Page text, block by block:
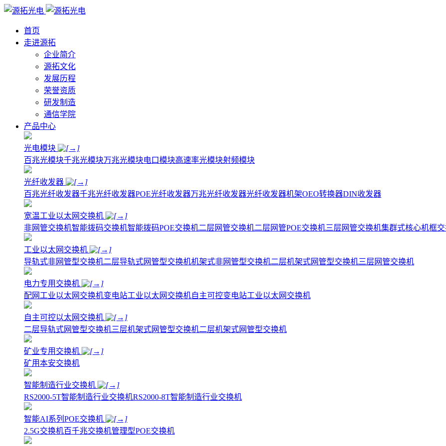
首页
走进源拓
企业简介
源拓文化
发展历程
荣誉资质
研发制造
通信学院
产品中心
光电模块
百兆光模块千兆光模块万兆光模块电口模块高速率光模块射频模块
光纤收发器
百兆光纤收发器千兆光纤收发器POE光纤收发器万兆光纤收发器光纤收发器机架OEO转换器DIN收发器
宽温工业以太网交换机
非网管交换机智能拨码交换机智能拨码POE交换机二层网管交换机二层网管POE交换机三层网管交换机集群式核心机框
工业以太网交换机
导轨式非网管型交换机二层导轨式网管型交换机机架式非网管型交换机二层机架式网管型交换机三层网管交换机
电力专用交换机
配网工业以太网交换机变电站工业以太网交换机自主可控变电站工业以太网交换机
自主可控以太网交换机
二层导轨式网管型交换机三层机架式网管型交换机二层机架式网管型交换机
矿业专用交换机
矿用本安交换机
智能制造行业交换机
RS2000-5T智能制造行业交换机RS2000-8T智能制造行业交换机
智能AI系列POE交换机
2.5G交换机百千兆交换机管理型POE交换机